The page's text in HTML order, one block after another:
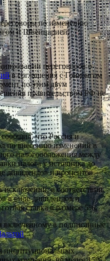
по изменению
и Швейцарией.
переговоров о
в соглашения с Гонконгом
по этим двум
правительством РФ не
что Россия и
по внесению изменений в
налогообложения между
налога у источника до
дивидендов и процентов.
исключений, в соответствии
в виде дивидендов и
ставка в размере 5%.
включенному в подписанные
.
институциональных